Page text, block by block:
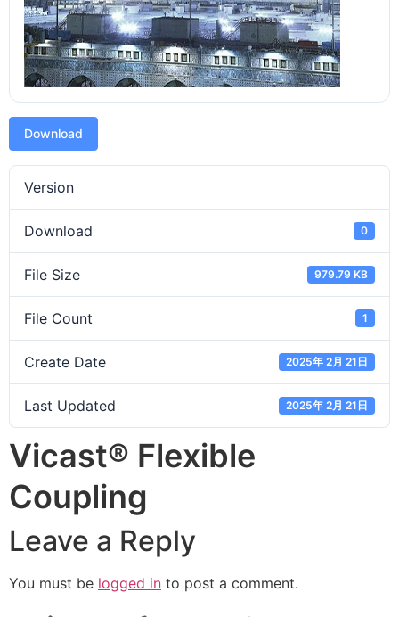
Download
Version
Download 0
File Size 979.79 KB
File Count 1
Create Date 2025年 2月 21日
Last Updated 2025年 2月 21日
Vicast® Flexible
Coupling
Leave a Reply
You must be logged in to post a comment.